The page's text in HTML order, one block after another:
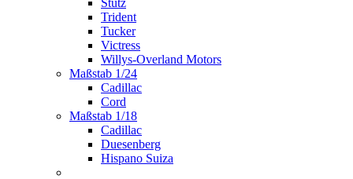
Stutz
Trident
Tucker
Victress
Willys-Overland Motors
Maßstab 1/24
Cadillac
Cord
Maßstab 1/18
Cadillac
Duesenberg
Hispano Suiza